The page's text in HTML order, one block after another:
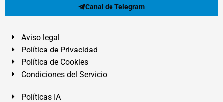
Canal de Telegram
Aviso legal
Política de Privacidad
Política de Cookies
Condiciones del Servicio
Políticas IA